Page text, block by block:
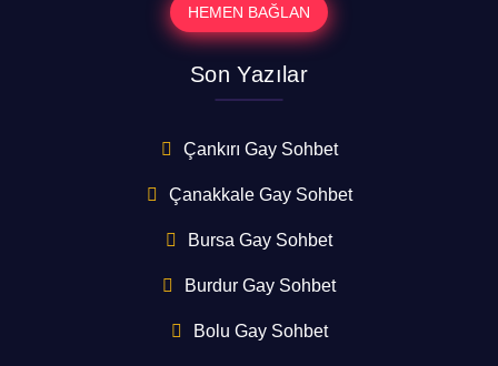
HEMEN BAĞLAN
Son Yazılar
Çankırı Gay Sohbet
Çanakkale Gay Sohbet
Bursa Gay Sohbet
Burdur Gay Sohbet
Bolu Gay Sohbet